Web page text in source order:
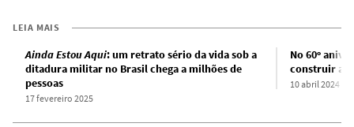
LEIA MAIS
Ainda Estou Aqui: um retrato sério da vida sob a
ditadura militar no Brasil chega a milhões de
pessoas
17 fevereiro 2025
No 60º
construir a
10 abril 2024